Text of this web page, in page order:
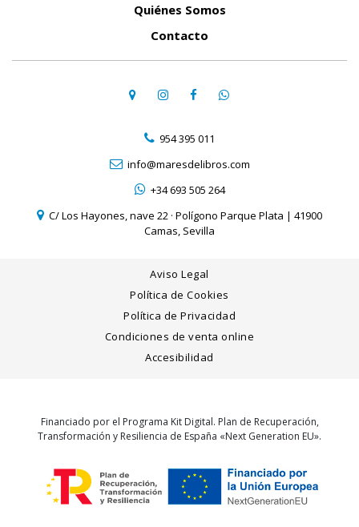
Quiénes Somos
Contacto
954 395 011
info@maresdelibros.com
+34 693 505 264
C/ Los Hayones, nave 22 · Polígono Parque Plata | 41900
Camas, Sevilla
Aviso Legal
Política de Cookies
Política de Privacidad
Condiciones de venta online
Accesibilidad
Financiado por el Programa Kit Digital. Plan de Recuperación,
Transformación y Resiliencia de España «Next Generation EU».